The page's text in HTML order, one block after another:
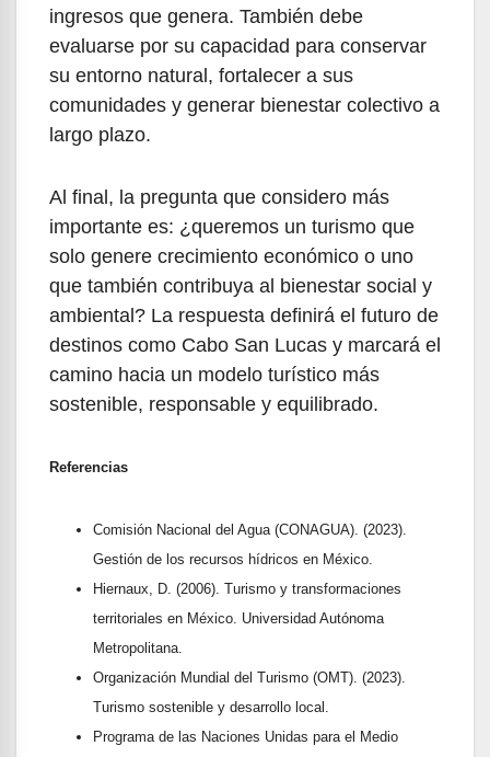
ingresos que genera. También debe
evaluarse por su capacidad para conservar
su entorno natural, fortalecer a sus
comunidades y generar bienestar colectivo a
largo plazo.
Al final, la pregunta que considero más
importante es: ¿queremos un turismo que
solo genere crecimiento económico o uno
que también contribuya al bienestar social y
ambiental? La respuesta definirá el futuro de
destinos como Cabo San Lucas y marcará el
camino hacia un modelo turístico más
sostenible, responsable y equilibrado.
Referencias
Comisión Nacional del Agua (CONAGUA). (2023).
Gestión de los recursos hídricos en México.
Hiernaux, D. (2006). Turismo y transformaciones
territoriales en México. Universidad Autónoma
Metropolitana.
Organización Mundial del Turismo (OMT). (2023).
Turismo sostenible y desarrollo local.
Programa de las Naciones Unidas para el Medio